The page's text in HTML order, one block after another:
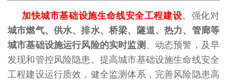
加快城市基础设施生命线安全工程建设。强化对
城市燃气、供水、排水、桥梁、隧道、热力、管廊等
城市基础设施运行风险的实时监测 、动态预警，及早
发现和管控风险隐患。提高城市基础设施生命线安全
工程建设运行质效，健全监测体系，完善风险隐患高